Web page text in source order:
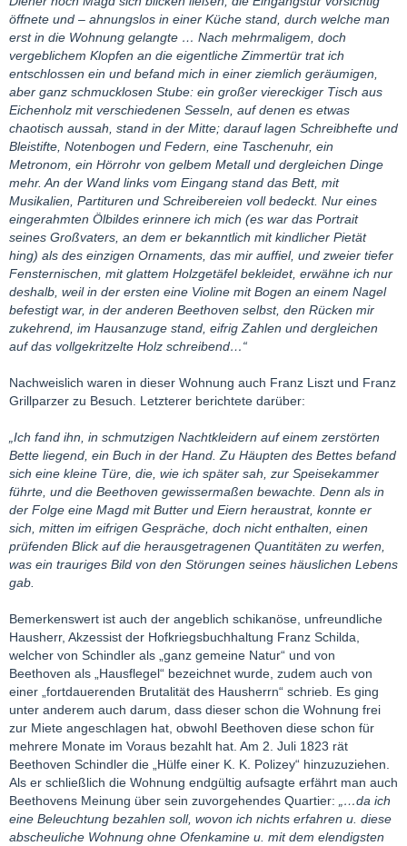
öffnete und – ahnungslos in einer Küche stand, durch welche man
erst in die Wohnung gelangte … Nach mehrmaligem, doch
vergeblichem Klopfen an die eigentliche Zimmertür trat ich
entschlossen ein und befand mich in einer ziemlich geräumigen,
aber ganz schmucklosen Stube: ein großer viereckiger Tisch aus
Eichenholz mit verschiedenen Sesseln, auf denen es etwas
chaotisch aussah, stand in der Mitte; darauf lagen Schreibhefte und
Bleistifte, Notenbogen und Federn, eine Taschenuhr, ein
Metronom, ein Hörrohr von gelbem Metall und dergleichen Dinge
mehr. An der Wand links vom Eingang stand das Bett, mit
Musikalien, Partituren und Schreibereien voll bedeckt. Nur eines
eingerahmten Ölbildes erinnere ich mich (es war das Portrait
seines Großvaters, an dem er bekanntlich mit kindlicher Pietät
hing) als des einzigen Ornaments, das mir auffiel, und zweier tiefer
Fensternischen, mit glattem Holzgetäfel bekleidet, erwähne ich nur
deshalb, weil in der ersten eine Violine mit Bogen an einem Nagel
befestigt war, in der anderen Beethoven selbst, den Rücken mir
zukehrend, im Hausanzuge stand, eifrig Zahlen und dergleichen
auf das vollgekritzelte Holz schreibend…“
Nachweislich waren in dieser Wohnung auch Franz Liszt und Franz
Grillparzer zu Besuch. Letzterer berichtete darüber:
„Ich fand ihn, in schmutzigen Nachtkleidern auf einem zerstörten
Bette liegend, ein Buch in der Hand. Zu Häupten des Bettes befand
sich eine kleine Türe, die, wie ich später sah, zur Speisekammer
führte, und die Beethoven gewissermaßen bewachte. Denn als in
der Folge eine Magd mit Butter und Eiern heraustrat, konnte er
sich, mitten im eifrigen Gespräche, doch nicht enthalten, einen
prüfenden Blick auf die herausgetragenen Quantitäten zu werfen,
was ein trauriges Bild von den Störungen seines häuslichen Lebens
gab.
Bemerkenswert ist auch der angeblich schikanöse, unfreundliche
Hausherr, Akzessist der Hofkriegsbuchhaltung Franz Schilda,
welcher von Schindler als „ganz gemeine Natur“ und von
Beethoven als „Hausflegel“ bezeichnet wurde, zudem auch von
einer „fortdauerenden Brutalität des Hausherrn“ schrieb. Es ging
unter anderem auch darum, dass dieser schon die Wohnung frei
zur Miete angeschlagen hat, obwohl Beethoven diese schon für
mehrere Monate im Voraus bezahlt hat. Am 2. Juli 1823 rät
Beethoven Schindler die „Hülfe einer K. K. Polizey“ hinzuzuziehen.
Als er schließlich die Wohnung endgültig aufsagte erfährt man auch
Beethovens Meinung über sein zuvorgehendes Quartier: „…da ich
eine Beleuchtung bezahlen soll, wovon ich nichts erfahren u. diese
abscheuliche Wohnung ohne Ofenkamine u. mit dem elendigsten